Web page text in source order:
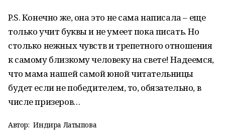
P.S. Конечно же, она это не сама написала – еще
только учит буквы и не умеет пока писать. Но
столько нежных чувств и трепетного отношения
к самому близкому человеку на свете! Надеемся,
что мама нашей самой юной читательницы
будет если не победителем, то, обязательно, в
числе призеров…
Автор: Индира Латыпова